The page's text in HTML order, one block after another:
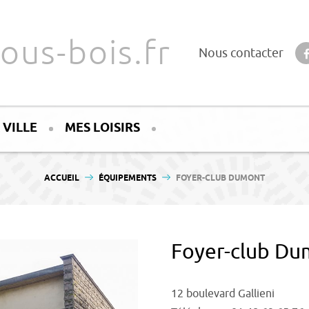
bois.fr Nous contacter
MES LOISIRS
VOUS ÊTES ICI :
ACCUEIL ÉQUIPEMENTS FOYER-CLUB DUMONT
Foyer-club
12 boulevard Gallieni